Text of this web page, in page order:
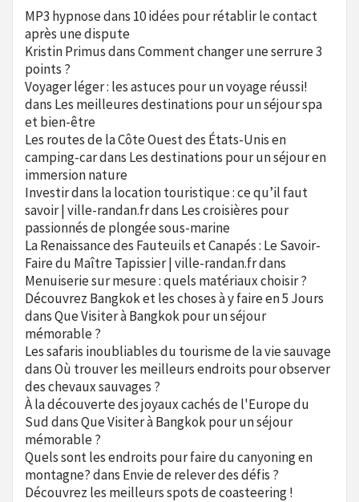
MP3 hypnosedans 10 idées pour rétablir le contact
après une dispute
Kristin PrimusdansComment changer une serrure 3
points ?
Voyager léger : les astuces pour un voyage réussi!
dans Les meilleures destinations pour un séjour spa
et bien-être
Les routes de la Côte Ouest des États-Unis en
camping-cardans Les destinations pour un séjour en
immersion nature
Investir dans la location touristique : ce qu’il faut
savoir | ville-randan.frdans Les croisières pour
passionnés de plongée sous-marine
La Renaissance des Fauteuils et Canapés : Le Savoir-
Faire du Maître Tapissier | ville-randan.frdans
Menuiserie sur mesure : quels matériaux choisir ?
Découvrez Bangkok et les choses à y faire en 5 Jours
dansQue Visiter à Bangkok pour un séjour
mémorable ?
Les safaris inoubliables du tourisme de la vie sauvage
dansOù trouver les meilleurs endroits pour observer
des chevaux sauvages ?
À la découverte des joyaux cachés de l'Europe du
SuddansQue Visiter à Bangkok pour un séjour
mémorable ?
Quels sont les endroits pour faire du canyoning en
montagne?dans Envie de relever des défis ?
Découvrez les meilleurs spots de coasteering !